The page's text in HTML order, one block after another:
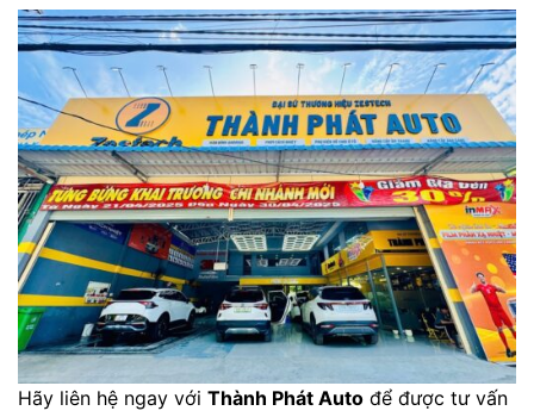
Hãy liên hệ ngay với Thành Phát Auto để được tư vấn